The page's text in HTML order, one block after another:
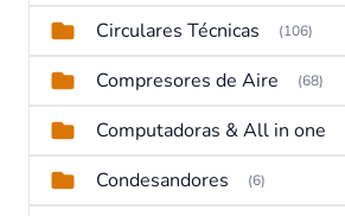
Circulares Técnicas (106)
Compresores de Aire (68)
Computadoras & All in one
Condesandores (6)